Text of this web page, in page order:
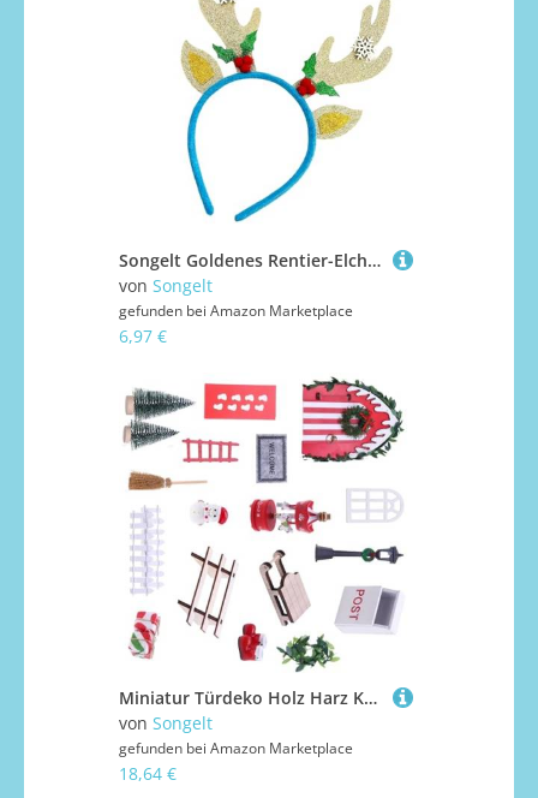
Songelt Goldenes Rentier-Elch-Stirnband für Weihnachtsfeiern und Festivalversammlungen, bequemes Urlaubszubehör, Fotografie-Requisiten, Firmenveranstaltung, Kostümzubehör
von Songelt
gefunden bei Amazon Marketplace
6,97 €
Miniatur Türdeko Holz Harz Konstruktion für Puppenhäuser Zubehör Weihnachten Dorf Sammlungen Harz Zwerge Tür Ornament
von Songelt
gefunden bei Amazon Marketplace
18,64 €